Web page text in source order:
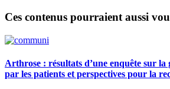
Ces contenus pourraient aussi
Arthrose : résultats d’une enquête sur la
par les patients et perspectives pour la